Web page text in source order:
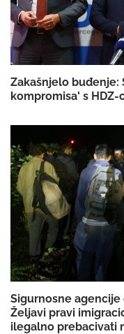
Zakašnjelo
kompromisa' s HDZ-
Sigurnosne
Željavi pravi
ilegalno prebacivati